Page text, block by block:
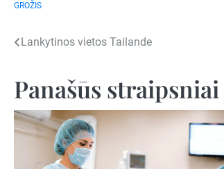
GROŽIS
Navigacija
įrašų
Lankytinos vietos Tailande
Panašūs straipsniai